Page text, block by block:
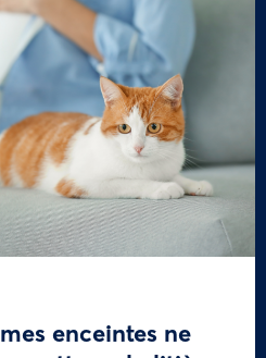
enceintes ne